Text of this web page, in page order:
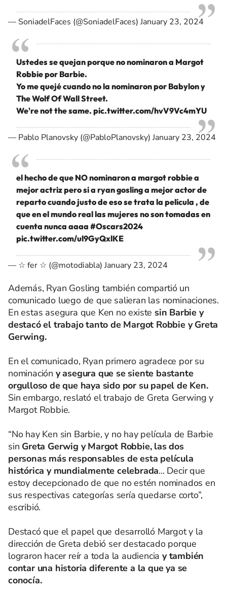
— SoniadelFaces (@SoniadelFaces)January 23, 2024
Ustedes se quejan porque no nominaron a Margot
Robbie por Barbie.
Yo me quejé cuando no la nominaron por Babylon y
The Wolf Of Wall Street.
We're not the same. pic.twitter.com/hvV9Vc4mYU
— Pablo Planovsky (@PabloPlanovsky)January 23, 2024
el hecho de que NO nominaron a margot robbie a
mejor actriz pero si a ryan gosling a mejor actor de
reparto cuando justo de eso se trata la película , de
que en el mundo real las mujeres no son tomadas en
cuenta nunca aaaa #Oscars2024
pic.twitter.com/ul9GyQxlKE
— ☆ fer ☆ (@motodiabla)January 23, 2024
Además, Ryan Gosling también compartió un
comunicado luego de que salieran las nominaciones.
En estas asegura que Ken no existe sin Barbie y
destacó el trabajo tanto de Margot Robbie y Greta
Gerwing.
En el comunicado, Ryan primero agradece por su
nominación y asegura que se siente bastante
orgulloso de que haya sido por su papel de Ken.
Sin embargo, reslató el trabajo de Greta Gerwing y
Margot Robbie.
“No hay Ken sin Barbie, y no hay película de Barbie
sin Greta Gerwig y Margot Robbie, las dos
personas más responsables de esta película
histórica y mundialmente celebrada... Decir que
estoy decepcionado de que no estén nominados en
sus respectivas categorías sería quedarse corto”,
escribió.
Destacó que el papel que desarrolló Margot y la
dirección de Greta debió ser destacado porque
lograron hacer reír a toda la audiencia y también
contar una historia diferente a la que ya se
conocía.